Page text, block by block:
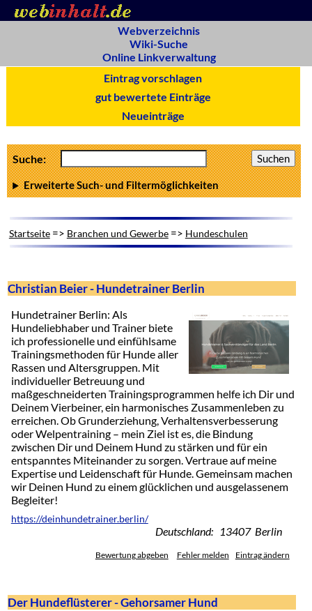
Webverzeichnis
Wiki-Suche
Online Linkverwaltung
Eintrag vorschlagen
gut bewertete Einträge
Neueinträge
Suche:
Erweiterte Such- und Filtermöglichkeiten
Startseite=> Branchen und Gewerbe=> Hundeschulen
Christian Beier - Hundetrainer Berlin
Hundetrainer Berlin: Als
Hundeliebhaber und Trainer biete
ich professionelle und einfühlsame
Trainingsmethoden für Hunde aller
Rassen und Altersgruppen. Mit
individueller Betreuung und
maßgeschneiderten Trainingsprogrammen helfe ich Dir und
Deinem Vierbeiner, ein harmonisches Zusammenleben zu
erreichen. Ob Grunderziehung, Verhaltensverbesserung
oder Welpentraining – mein Ziel ist es, die Bindung
zwischen Dir und Deinem Hund zu stärken und für ein
entspanntes Miteinander zu sorgen. Vertraue auf meine
Expertise und Leidenschaft für Hunde. Gemeinsam machen
wir Deinen Hund zu einem glücklichen und ausgelassenem
Begleiter!
https://deinhundetrainer.berlin/
Deutschland: 13407 Berlin
Bewertung abgeben Fehler melden Eintrag ändern
Der Hundeflüsterer - Gehorsamer Hund